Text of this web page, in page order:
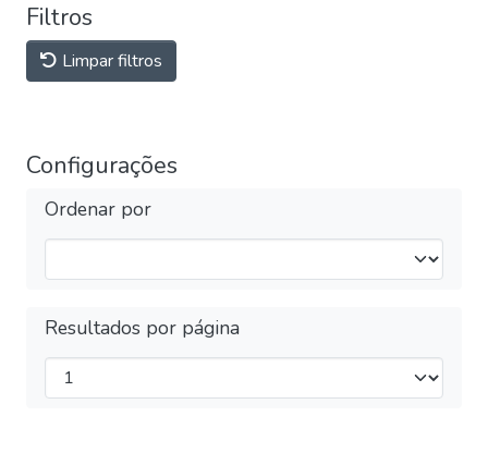
Filtros
Limpar filtros
Configurações
Ordenar por
Resultados por página